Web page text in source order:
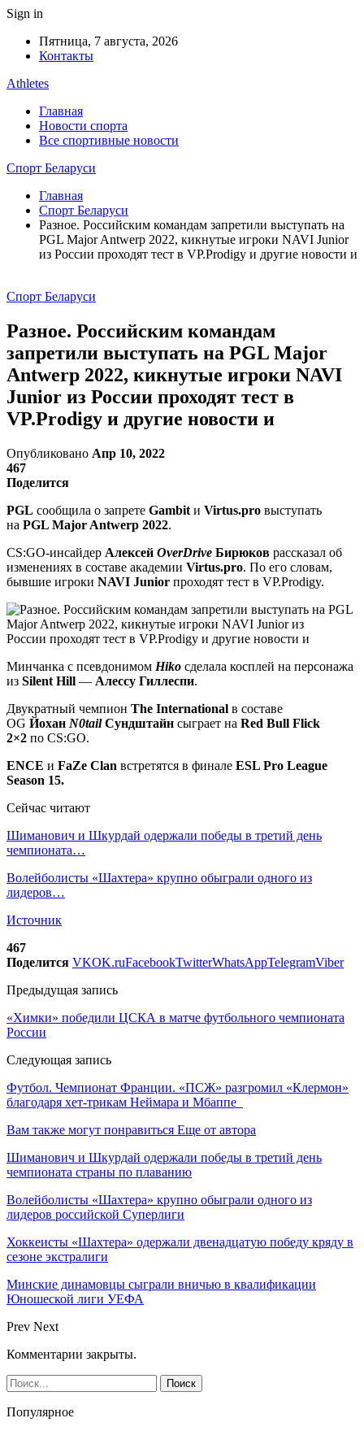
Sign in
Пятница, 7 августа, 2026
Контакты
Athletes
Главная
Новости спорта
Все спортивные новости
Спорт Беларуси
Главная
Спорт Беларуси
Разное. Российским командам запретили выступать на
PGL Major Antwerp 2022, кикнутые игроки NAVI Junior
из России проходят тест в VP.Prodigy и другие новости и
Спорт Беларуси
Разное. Российским командам
запретили выступать на PGL Major
Antwerp 2022, кикнутые игроки NAVI
Junior из России проходят тест в
VP.Prodigy и другие новости и
Опубликовано Апр 10, 2022
467
Поделится
PGL сообщила о запрете Gambit и Virtus.pro выступать
на PGL Major Antwerp 2022.
CS:GO-инсайдер Алексей OverDrive Бирюков рассказал об
изменениях в составе академии Virtus.pro. По его словам,
бывшие игроки NAVI Junior проходят тест в VP.Prodigy.
Минчанка с псевдонимом Hiko сделала косплей на персонажа
из Silent Hill — Алессу Гиллеспи.
Двукратный чемпион The International в составе
OG Йохан N0tailСундштайн сыграет на Red Bull Flick
2×2 по CS:GO.
ENCE и FaZe Clan встретятся в финале ESL Pro League
Season 15.
Сейчас читают
Шиманович и Шкурдай одержали победы в третий день
чемпионата…
Волейболисты «Шахтера» крупно обыграли одного из
лидеров…
Источник
467
Поделится VKOK.ruFacebookTwitterWhatsAppTelegramViber
Предыдущая запись
«Химки» победили ЦСКА в матче футбольного чемпионата
России
Следующая запись
Футбол. Чемпионат Франции. «ПСЖ» разгромил «Клермон»
благодаря хет-трикам Неймара и Мбаппе
Вам также могут понравиться Еще от автора
Шиманович и Шкурдай одержали победы в третий день
чемпионата страны по плаванию
Волейболисты «Шахтера» крупно обыграли одного из
лидеров российской Суперлиги
Хоккеисты «Шахтера» одержали двенадцатую победу кряду в
сезоне экстралиги
Минские динамовцы сыграли вничью в квалификации
Юношеской лиги УЕФА
Prev Next
Комментарии закрыты.
Популярное